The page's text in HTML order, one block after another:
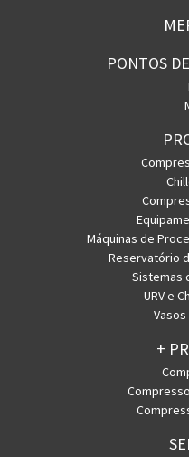
PONTOS
Máquinas de
Reservatório
Sistemas
URV e
+